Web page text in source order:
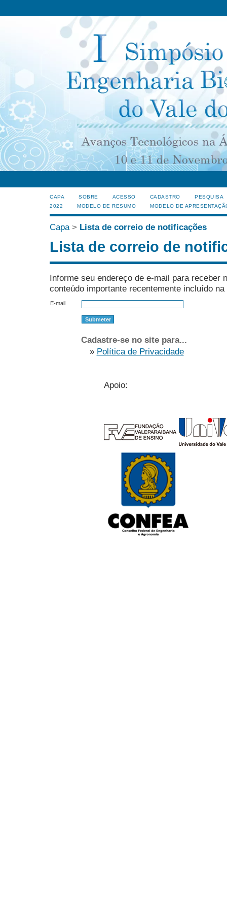
CAPA SOBRE ACESSO CADASTRO
PESQUISA
2022
MODELO DE RESUMO MODELO DE
Capa> Lista de correio de notificações
Lista de correio de
Informe seu endereço de e-mail para receber
conteúdo importante recentemente incluído
E-mail
Cadastre-se no site para...
» Política de Privacidade
Apoio: